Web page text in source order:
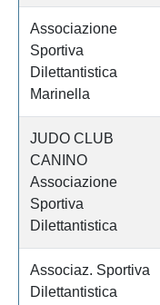
Associazione
Sportiva
Dilettantistica
Marinella
JUDO CLUB
CANINO
Associazione
Sportiva
Dilettantistica
Associaz. Sportiva
Dilettantistica